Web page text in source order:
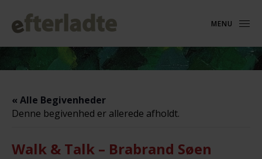
MENU
« Alle Begivenheder
Denne begivenhed er allerede afholdt.
Walk & Talk – Brabrand Søen